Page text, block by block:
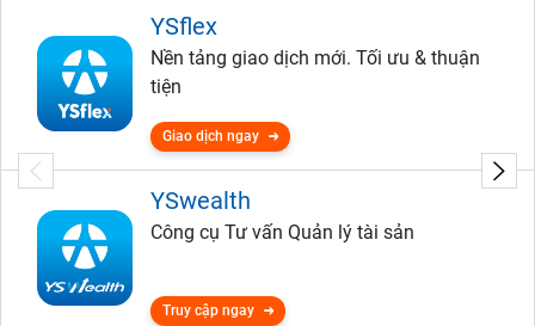
YSflex
Nền tảng giao dịch mới. Tối ưu & thuận
tiện
Giao dịch ngay
YSwealth
Công cụ Tư vấn Quản lý tài sản
Truy cập ngay